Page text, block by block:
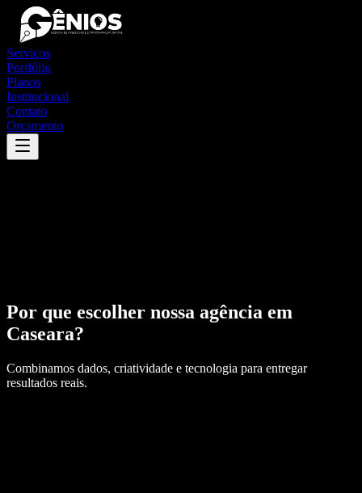
Serviços
Portfólio
Planos
Institucional
Contato
Orçamento
Por que escolher nossa agência em
Caseara?
Combinamos dados, criatividade e tecnologia para entregar
resultados reais.